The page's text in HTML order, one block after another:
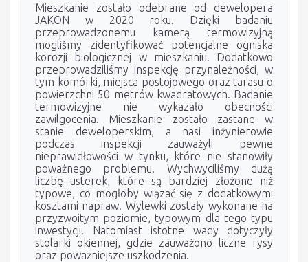
Mieszkanie zostało odebrane od dewelopera
JAKON w 2020 roku. Dzięki badaniu
przeprowadzonemu kamerą termowizyjną
mogliśmy zidentyfikować potencjalne ogniska
korozji biologicznej w mieszkaniu. Dodatkowo
przeprowadziliśmy inspekcję przynależności, w
tym komórki, miejsca postojowego oraz tarasu o
powierzchni 50 metrów kwadratowych. Badanie
termowizyjne nie wykazało obecności
zawilgocenia. Mieszkanie zostało zastane w
stanie deweloperskim, a nasi inżynierowie
podczas inspekcji zauważyli pewne
nieprawidłowości w tynku, które nie stanowiły
poważnego problemu. Wychwyciliśmy dużą
liczbę usterek, które są bardziej złożone niż
typowe, co mogłoby wiązać się z dodatkowymi
kosztami napraw. Wylewki zostały wykonane na
przyzwoitym poziomie, typowym dla tego typu
inwestycji. Natomiast istotne wady dotyczyły
stolarki okiennej, gdzie zauważono liczne rysy
oraz poważniejsze uszkodzenia.